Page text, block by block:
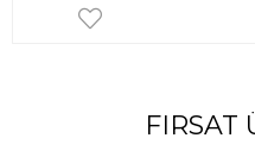
FIRSAT